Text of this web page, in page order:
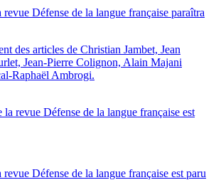
Défense de la langue française paraîtra
des articles de Christian Jambet, Jean
Jean-Pierre Colignon, Alain Majani
Raphaël Ambrogi.
Défense de la langue française est paru